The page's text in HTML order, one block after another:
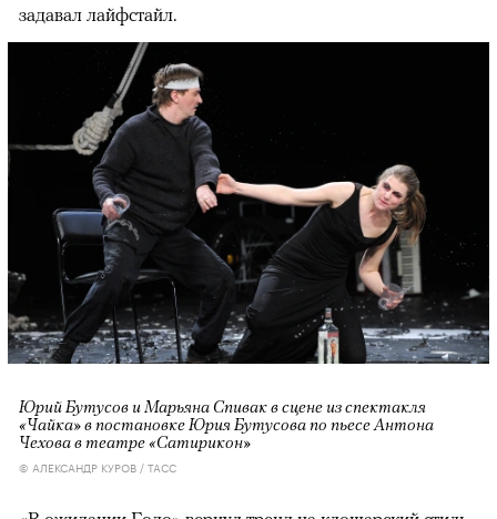
задавал лайфстайл.
Юрий Бутусов и Марьяна Спивак в сцене из спектакля
«Чайка» в постановке Юрия Бутусова по пьесе Антона
Чехова в театре «Сатирикон»
© АЛЕКСАНДР КУРОВ / ТАСС